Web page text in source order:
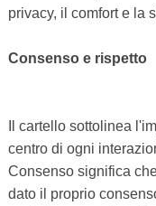
privacy, il comfort e la
Consenso e rispetto
Il cartello sottolinea
centro di ogni
Consenso significa
dato il proprio